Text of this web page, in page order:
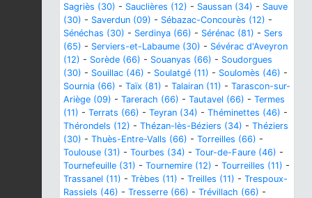
Sagriès (30) - Sauclières (12) - Saussan (34) - Sauve
(30) - Saverdun (09) - Sébazac-Concourès (12) -
Sénéchas (30) - Serdinya (66) - Sérénac (81) - Sers
(65) - Serviers-et-Labaume (30) - Sévérac d'Aveyron
(12) - Sorède (66) - Souanyas (66) - Soudorgues
(30) - Souillac (46) - Soulatgé (11) - Soulomès (46) -
Sournia (66) - Taïx (81) - Talairan (11) - Tarascon-sur-
Ariège (09) - Tarerach (66) - Tautavel (66) - Termes
(11) - Terrats (66) - Teyran (34) - Théminettes (46) -
Thérondels (12) - Thézan-lès-Béziers (34) - Théziers
(30) - Thuès-Entre-Valls (66) - Torreilles (66) -
Toulouse (31) - Tourbes (34) - Tour-de-Faure (46) -
Tournefeuille (31) - Tournemire (12) - Tourreilles (11) -
Trassanel (11) - Trèbes (11) - Treilles (11) - Trespoux-
Rassiels (46) - Tresserre (66) - Trévillach (66) -